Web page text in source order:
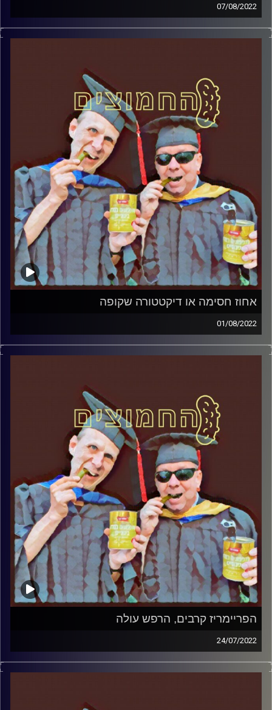
07/08/2022
המערכת הפוליטית על ספת הפסיכולוג, עם פרופסור בועז בן-
דוד ופרופסור גלעד הירשברגר
אחוז חסימה או דיקטטורה שקופה
01/08/2022
המערכת הפוליטית על ספת הפסיכולוג, עם פרופסור בועז בן-
דוד ופרופסור גלעד הירשברגר
הפריימריז קרבים, הרפש עולה
24/07/2022
המערכת הפוליטית על ספת הפסיכולוג, עם פרופסור בועז בן-
דוד ופרופסור גלעד הירשברגר